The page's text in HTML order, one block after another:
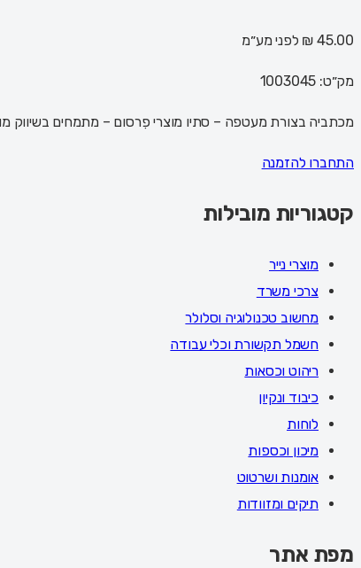
45.00 ₪ לפני מע״מ
מק״ט: 1003045
מכתביה בצורת מעטפה – סתיו מוצרי פִרסום – מתמחים בשיווק
התחברו להזמנה
קטגוריות מובילות
מוצרי נייר
צרכי משרד
מחשוב טכנולוגיה וסלולר
חשמל תקשורת וכלי עבודה
ריהוט וכסאות
כיבוד ונקיון
לוחות
מיכון וכספות
אומנות ושרטוט
תיקים ומזוודות
מפת אתר